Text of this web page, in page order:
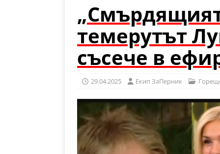
темерутът
съсече в
29.04.2025 Eкип ЗаПерник